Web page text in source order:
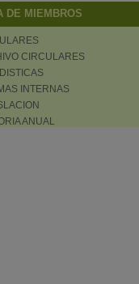
DE MIEMBROS
CIRCULARES
INTERNAS
ANUAL